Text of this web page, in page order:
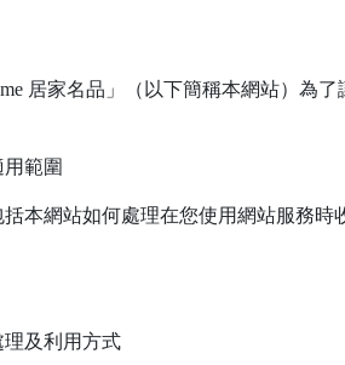
居家名品」（以下簡稱本網站）為
範圍
本網站如何處理在您使用網站服務
及利用方式